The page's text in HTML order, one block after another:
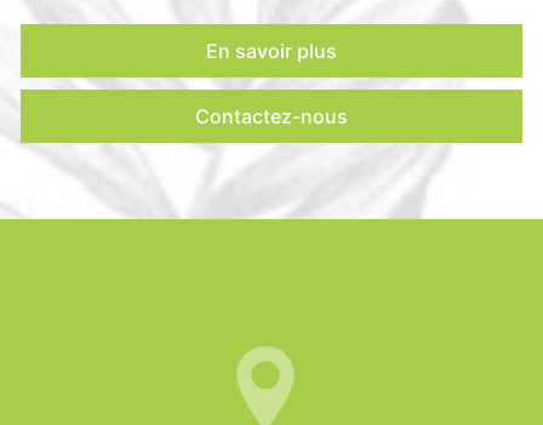
En savoir plus
Contactez-nous